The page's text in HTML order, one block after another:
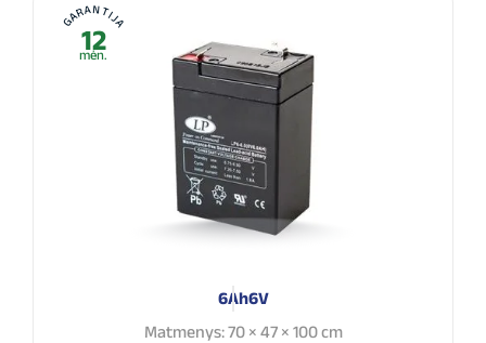
GARANTIJA
12
mėn.
6Ah6V
Matmenys: 70 × 47 × 100 cm